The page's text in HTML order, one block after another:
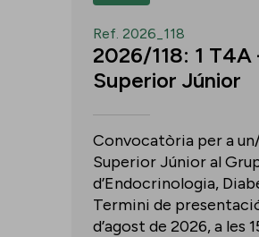
Ref. 2026_118
2026/118: 1 T4A
Superior Júnior
Convocatòria per a
Superior Júnior al
d’Endocrinologia,
Termini de
d’agost de 2026, a les